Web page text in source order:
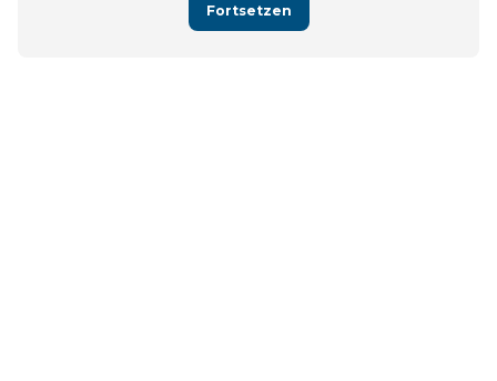
Fortsetzen